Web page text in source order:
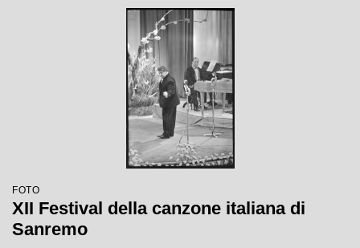
FOTO
XII Festival della canzone italiana di
Sanremo